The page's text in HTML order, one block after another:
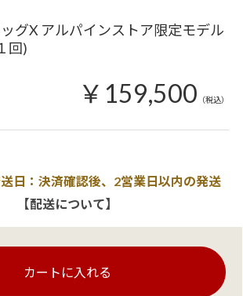
グX アルパインストア限定モデル
回)
￥159,500 （税込）
：決済確認後、2営業日以内の発送
【配送について】